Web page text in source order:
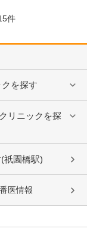
件
を探す
リニックを探
祇園橋駅)
医情報